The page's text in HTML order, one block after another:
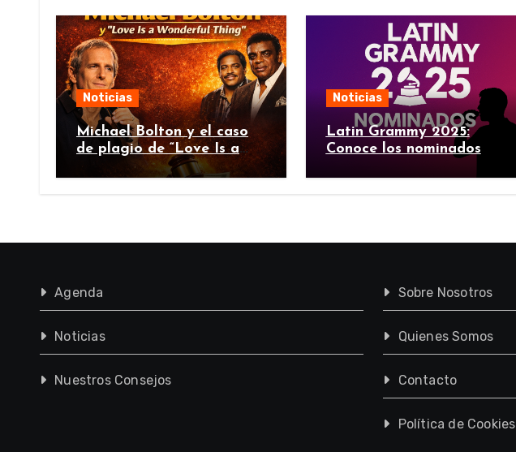
Noticias
Michael Bolton y el caso
de plagio de “Love Is a
Wonderful Thing”
Noticias
Latin Grammy 2025:
Conoce los nominados
Agenda
Noticias
Nuestros Consejos
Sobre Nosotros
Quienes Somos
Contacto
Política de Cookies